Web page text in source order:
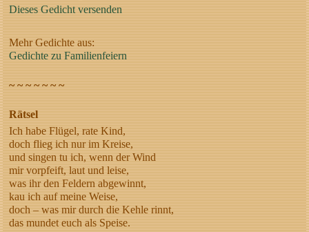
Dieses Gedicht versenden
Mehr Gedichte aus:
Gedichte zu Familienfeiern
~ ~ ~ ~ ~ ~ ~
Rätsel
Ich habe Flügel, rate Kind,
doch flieg ich nur im Kreise,
und singen tu ich, wenn der Wind
mir vorpfeift, laut und leise,
was ihr den Feldern abgewinnt,
kau ich auf meine Weise,
doch – was mir durch die Kehle rinnt,
das mundet euch als Speise.